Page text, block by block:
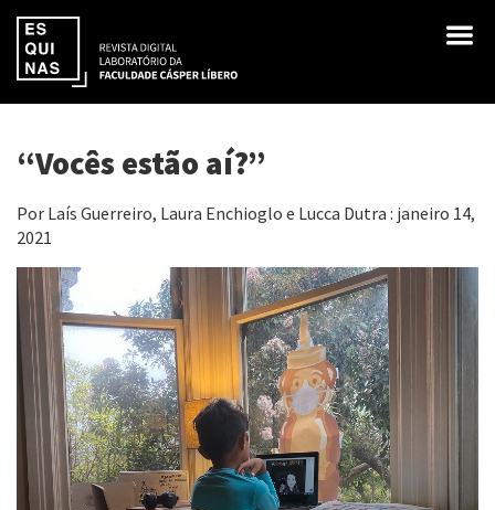
“Vocês estão aí?”
Por Laís Guerreiro, Laura Enchioglo e Lucca Dutra : janeiro 14,
2021